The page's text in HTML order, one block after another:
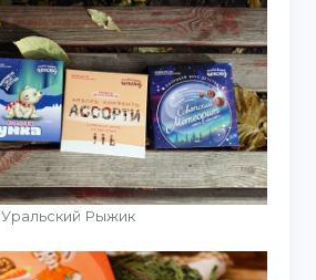
Уральский Рыжик